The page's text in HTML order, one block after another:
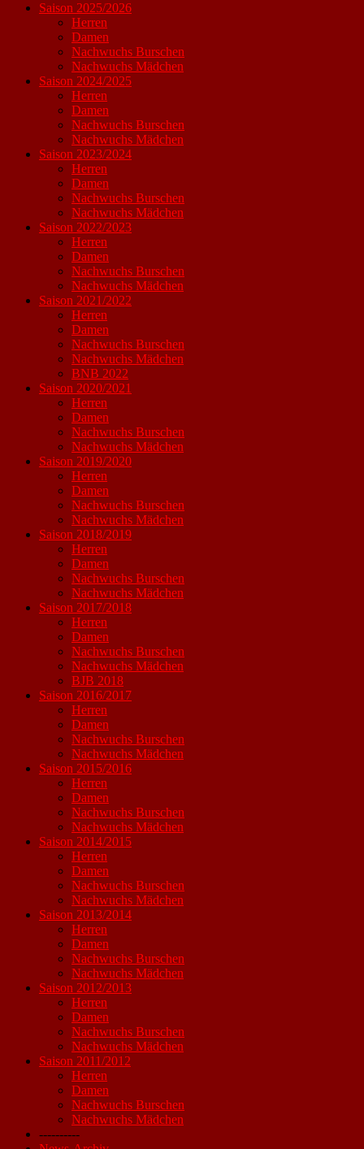
Saison 2025/2026
Herren
Damen
Nachwuchs Burschen
Nachwuchs Mädchen
Saison 2024/2025
Herren
Damen
Nachwuchs Burschen
Nachwuchs Mädchen
Saison 2023/2024
Herren
Damen
Nachwuchs Burschen
Nachwuchs Mädchen
Saison 2022/2023
Herren
Damen
Nachwuchs Burschen
Nachwuchs Mädchen
Saison 2021/2022
Herren
Damen
Nachwuchs Burschen
Nachwuchs Mädchen
BNB 2022
Saison 2020/2021
Herren
Damen
Nachwuchs Burschen
Nachwuchs Mädchen
Saison 2019/2020
Herren
Damen
Nachwuchs Burschen
Nachwuchs Mädchen
Saison 2018/2019
Herren
Damen
Nachwuchs Burschen
Nachwuchs Mädchen
Saison 2017/2018
Herren
Damen
Nachwuchs Burschen
Nachwuchs Mädchen
BJB 2018
Saison 2016/2017
Herren
Damen
Nachwuchs Burschen
Nachwuchs Mädchen
Saison 2015/2016
Herren
Damen
Nachwuchs Burschen
Nachwuchs Mädchen
Saison 2014/2015
Herren
Damen
Nachwuchs Burschen
Nachwuchs Mädchen
Saison 2013/2014
Herren
Damen
Nachwuchs Burschen
Nachwuchs Mädchen
Saison 2012/2013
Herren
Damen
Nachwuchs Burschen
Nachwuchs Mädchen
Saison 2011/2012
Herren
Damen
Nachwuchs Burschen
Nachwuchs Mädchen
----------